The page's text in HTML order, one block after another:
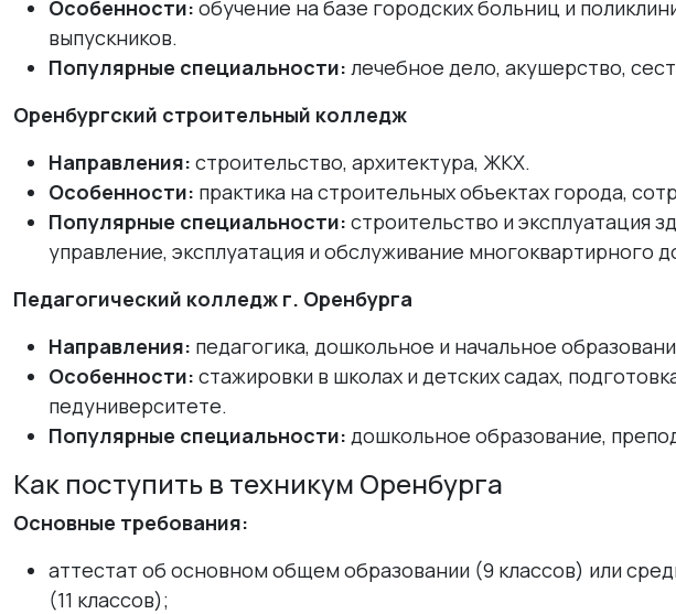
Особенности: обучение на базе городских больниц и
выпускников.
Популярные специальности: лечебное дело, акушерство,
Оренбургский строительный колледж
Направления: строительство, архитектура, ЖКХ.
Особенности: практика на строительных объектах города,
Популярные специальности: строительство и эксплуатация
управление, эксплуатация и обслуживание многоквартирного
Педагогический колледж г. Оренбурга
Направления: педагогика, дошкольное и начальное
Особенности: стажировки в школах и детских садах,
педуниверситете.
Популярные специальности: дошкольное образование,
Как поступить в техникум Оренбурга
Основные требования:
аттестат об основном общем образовании (9 классов) или
(11 классов);